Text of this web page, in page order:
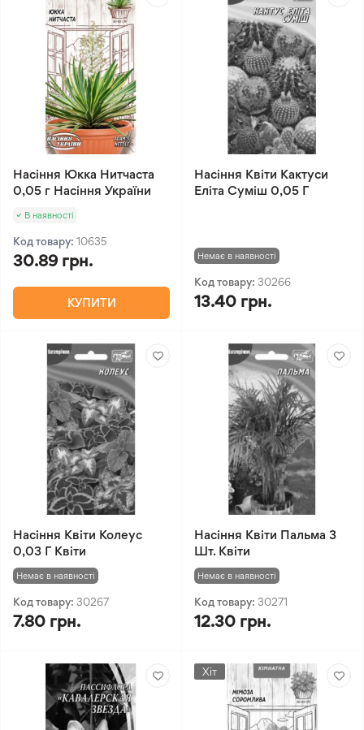
Насіння Юкка Нитчаста
0,05 г Насіння України
В наявності
Код товару: 10635
30.89 грн.
КУПИТИ
Насіння Квіти Кактуси
Еліта Суміш 0,05 Г
Немає в наявності
Код товару: 30266
13.40 грн.
Насіння Квіти Колеус
0,03 Г Квіти
Немає в наявності
Код товару: 30267
7.80 грн.
Насіння Квіти Пальма 3
Шт. Квіти
Немає в наявності
Код товару: 30271
12.30 грн.
Хіт